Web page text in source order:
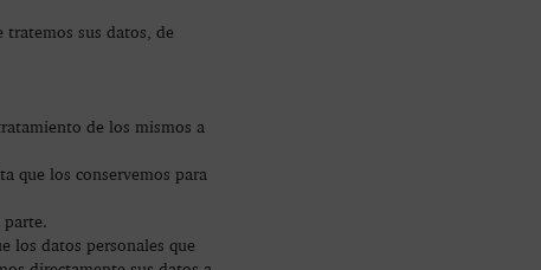
tratemos sus datos, de
de los mismos a
que los conservemos para
parte.
los datos personales que